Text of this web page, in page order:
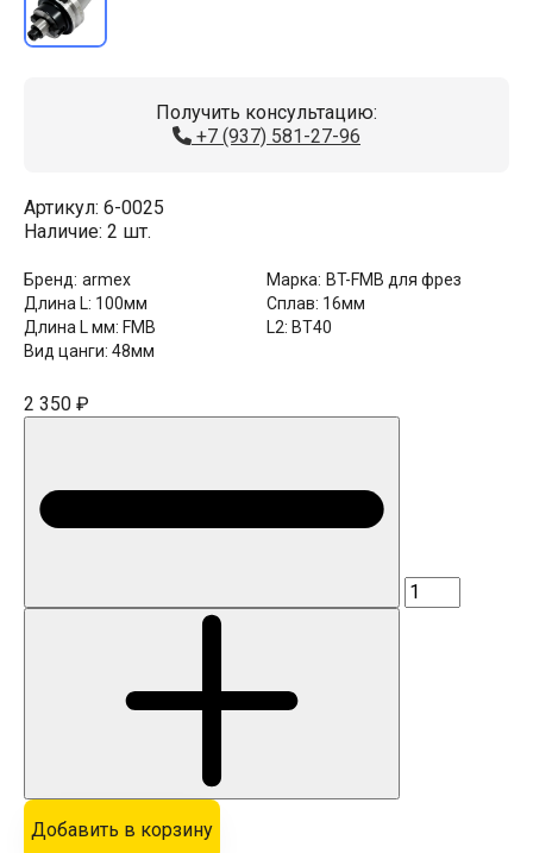
Получить консультацию:
+7 (937) 581-27-96
Артикул: 6-0025
Наличие: 2 шт.
Бренд: armex Марка: BT-FMB для фрез
Длина L: 100мм Сплав: 16мм
Длина L мм: FMB L2: BT40
Вид цанги: 48мм
2 350 ₽
Добавить в корзину